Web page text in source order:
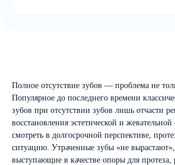
Полное отсутствие зубов — проблема не
Популярное до последнего времени
зубов при отсутствии зубов лишь отчасти
восстановления эстетической и
смотреть в долгосрочной перспективе,
ситуацию. Утраченные зубы «не
выступающие в качестве опоры для протеза,